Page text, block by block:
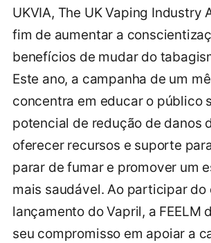
UKVIA, The UK Vaping Industry
fim de aumentar a
benefícios de mudar do
Este ano, a campanha de um
concentra em educar o público
potencial de redução de danos
oferecer recursos e suporte
parar de fumar e promover um
mais saudável. Ao participar do
lançamento do Vapril, a FEELM
seu compromisso em apoiar a